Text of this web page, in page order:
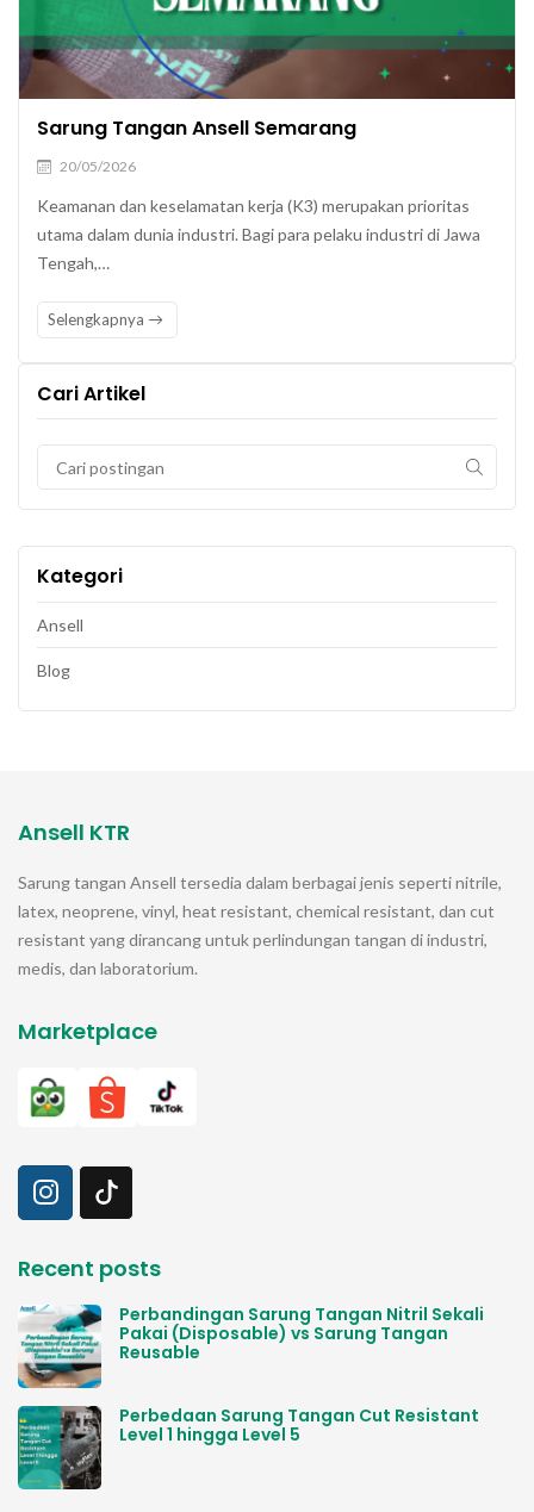
Sarung Tangan Ansell Semarang
20/05/2026
Keamanan dan keselamatan kerja (K3) merupakan prioritas
utama dalam dunia industri. Bagi para pelaku industri di Jawa
Tengah,…
Selengkapnya
Cari Artikel
Kategori
Ansell
Blog
Ansell KTR
Sarung tangan Ansell tersedia dalam berbagai jenis seperti nitrile,
latex, neoprene, vinyl, heat resistant, chemical resistant, dan cut
resistant yang dirancang untuk perlindungan tangan di industri,
medis, dan laboratorium.
Marketplace
Recent posts
Perbandingan Sarung Tangan Nitril Sekali
Pakai (Disposable) vs Sarung Tangan
Reusable
Perbedaan Sarung Tangan Cut Resistant
Level 1 hingga Level 5